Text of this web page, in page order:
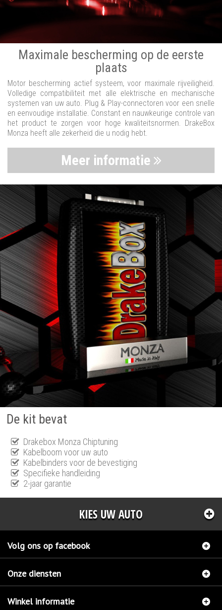
Maximale bescherming op de eerste
plaats
Motor bescherming actief systeem, voor maximale rijveiligheid.
Volledige compatibiliteit met alle elektrische en mechanische
systemen van uw auto. Plug & Play-connectoren voor een snelle
en eenvoudige installatie. Constant en nauwkeurige controle van
het product te zorgen voor hoge kwaliteitsnormen. DrakeBox
Monza heeft alle zekerheid die u nodig hebt.
Meer informatie
De kit bevat
Drakebox Monza Chiptuning
Kabelboom voor uw auto
Kabelbinders voor de bevestiging
Specifieke handleiding
2-jaar garantie
KIES UW AUTO
Volg ons op facebook
Onze diensten
Winkel informatie